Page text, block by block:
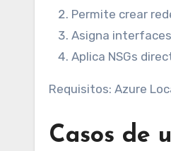
Permite crear
Asigna
Aplica NSGs
Requisitos: Azure
Casos de